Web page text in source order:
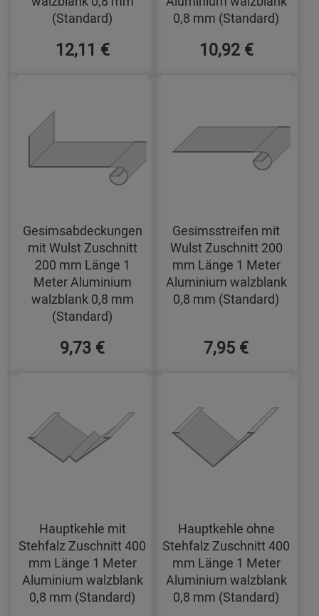
(Standard)
12,11 €
0,8 mm (Standard)
10,92 €
Gesimsabdeckungen
mit Wulst Zuschnitt
200 mm Länge 1
Meter Aluminium
walzblank 0,8 mm
(Standard)
9,73 €
Gesimsstreifen mit
Wulst Zuschnitt 200
mm Länge 1 Meter
Aluminium walzblank
0,8 mm (Standard)
7,95 €
Hauptkehle mit
Stehfalz Zuschnitt 400
mm Länge 1 Meter
Aluminium walzblank
0,8 mm (Standard)
Hauptkehle ohne
Stehfalz Zuschnitt 400
mm Länge 1 Meter
Aluminium walzblank
0,8 mm (Standard)